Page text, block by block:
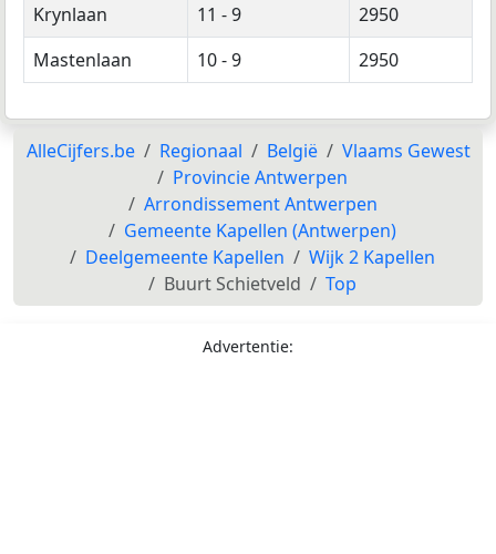
Krynlaan
11 - 9
2950
Mastenlaan
10 - 9 2950
AlleCijfers.be Regionaal België
Vlaams Gewest
Provincie Antwerpen
Arrondissement Antwerpen
Gemeente Kapellen (Antwerpen)
Deelgemeente Kapellen
Wijk 2 Kapellen
Buurt Schietveld
Top
Advertentie: